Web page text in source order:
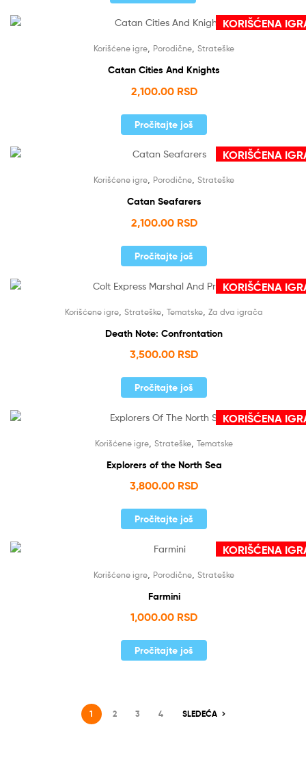
KORIŠĆENA
Korišćene igre Porodične Strateške
Catan Cities And Knights
2,100.00 RSD
Pročitajte još
KORIŠĆENA
Korišćene igre, Porodične, Strateške
Catan Seafarers
2,100.00 RSD
Pročitajte još
KORIŠĆENA
Korišćene igre Strateške Tematske Za dva igrača
Death Note: Confrontation
3,500.00 RSD
Pročitajte još
KORIŠĆENA
Korišćene igre Strateške Tematske
Explorers of the North Sea
3,800.00 RSD
Pročitajte još
KORIŠĆENA
Korišćene igre Porodične Strateške
Farmini
1,000.00 RSD
Pročitajte još
1 2 3 4 SLEDEĆA